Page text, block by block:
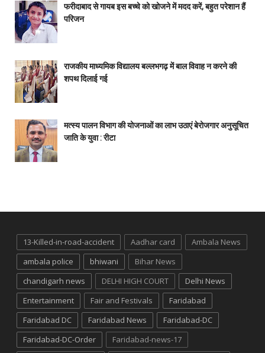
फरीदाबाद से गायब इस बच्चे को खोजने में मदद करें, बहुत परेशान हैं
परिजन
राजकीय माध्यमिक विद्यालय बल्लभगढ़ में बाल विवाह न करने की
शपथ दिलाई गई
मत्स्य पालन विभाग की योजनाओं का लाभ उठाएं बेरोजगार अनुसूचित
जाति के युवा : रीटा
13-Killed-in-road-accident Aadhar card
Ambala News
ambala police
bhiwani
Bihar News
chandigarh news
DELHI HIGH COURT
Delhi News
Entertainment
Fair and Festivals
Faridabad
Faridabad DC
Faridabad News
Faridabad-DC
Faridabad-DC-Order
Faridabad-news-17